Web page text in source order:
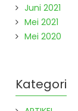
Juni 2021
Mei 2021
Mei 2020
Kategori